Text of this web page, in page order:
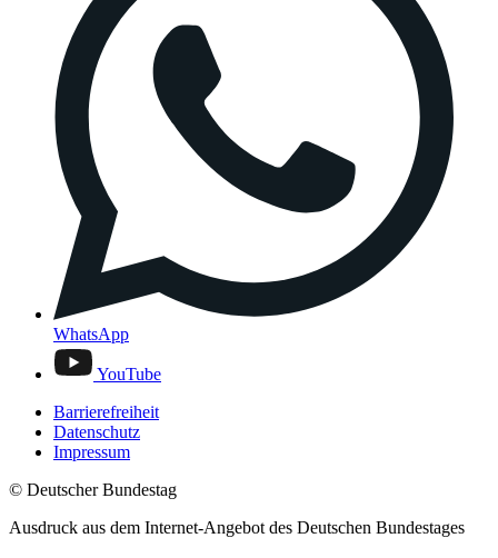
WhatsApp
YouTube
Barrierefreiheit
Datenschutz
Impressum
© Deutscher Bundestag
Ausdruck aus dem Internet-Angebot des Deutschen Bundestages